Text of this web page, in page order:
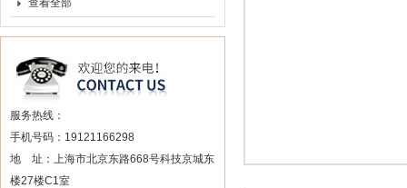
查看全部
服务热线：
手机号码：19121166298
地 址：上海市北京东路668号科技京城东
楼27楼C1室